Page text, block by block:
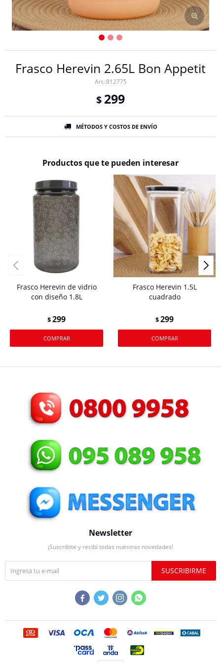
Frasco Herevin 2.65L Bon Appetit
812775
$ 299
MÉTODOS Y COSTOS DE ENVÍO
Productos que te pueden interesar
Frasco Herevin de vidrio
con diseño 1.8L
$299
Frasco Herevin 1.5L
cuadrado
$299
Newsletter
¡Suscribite y recibí todas nuestras novedades!
SUSCRIBIRME
   